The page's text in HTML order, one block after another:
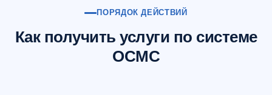
ПОРЯДОК ДЕЙСТВИЙ
Как получить услуги по системе
ОСМС